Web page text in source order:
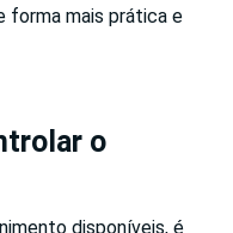
forma mais prática e
o
disponíveis, é